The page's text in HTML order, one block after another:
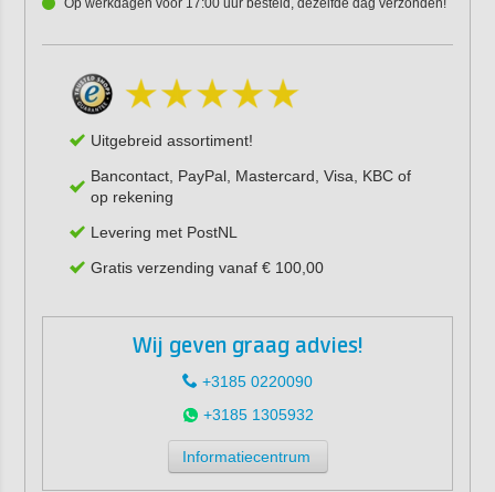
Op werkdagen voor 17:00 uur besteld, dezelfde dag verzonden!
Uitgebreid assortiment!
Bancontact, PayPal, Mastercard, Visa, KBC of
op rekening
Levering met PostNL
Gratis verzending vanaf € 100,00
Wij geven graag advies!
+3185 0220090
+3185 1305932
Informatiecentrum